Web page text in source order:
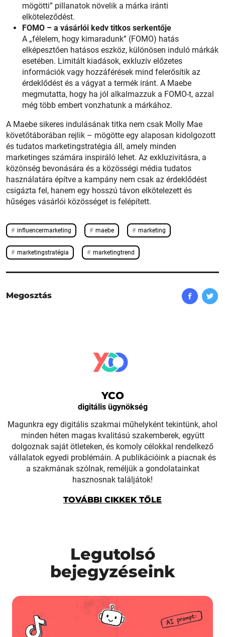
YCO
digitális ügynökség
Magunkra egy digitális szakmai műhelyként tekintünk, ahol
minden héten magas kvalitású szakemberek, együtt
dolgoznak saját ötleteken, és komoly célokkal rendelkező
vállalatok egyedi problémáin. A publikációink a piacnak és
a szakmának szólnak, reméljük a gondolatainkat
hasznosnak találjátok!
TOVÁBBI CIKKEK TŐLE
mögötti” pillanatok növelik a márka iránti
elköteleződést.
FOMO – a vásárlói kedv titkos serkentője
A „félelem, hogy kimaradunk” (FOMO) hatás
elképesztően hatásos eszköz, különösen induló márkák
esetében. Limitált kiadások, exkluzív előzetes
információk vagy hozzáférések mind felerősítik az
érdeklődést és a vágyat a termék iránt. A Maebe
megmutatta, hogy ha jól alkalmazzuk a FOMO-t, azzal
még több embert vonzhatunk a márkához.
A Maebe sikeres indulásának titka nem csak Molly Mae
követőtáborában rejlik – mögötte egy alaposan kidolgozott
és tudatos marketingstratégia áll, amely minden
marketinges számára inspiráló lehet. Az exkluzivitásra, a
közönség bevonására és a közösségi média tudatos
használatára építve a kampány nem csak az érdeklődést
csigázta fel, hanem egy hosszú távon elkötelezett és
hűséges vásárlói közösséget is felépített.
influencermarketing maebe marketing
marketingstratégia marketingtrend
Megosztás
Legutolsó
bejegyzéseink